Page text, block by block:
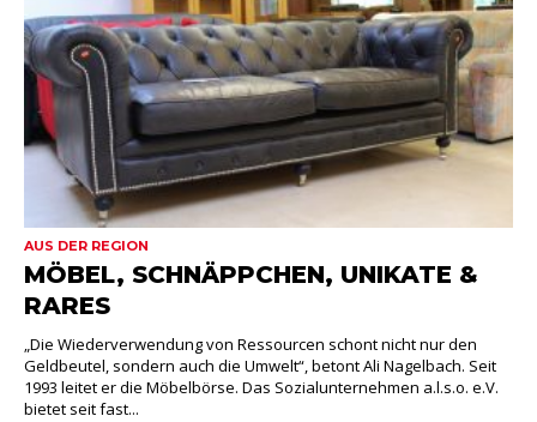
AUS DER REGION
MÖBEL, SCHNÄPPCHEN, UNIKATE &
RARES
„Die Wiederverwendung von Ressourcen schont nicht nur den
Geldbeutel, sondern auch die Umwelt“, betont Ali Nagelbach. Seit
1993 leitet er die Möbelbörse. Das Sozialunternehmen a.l.s.o. e.V.
bietet seit fast...